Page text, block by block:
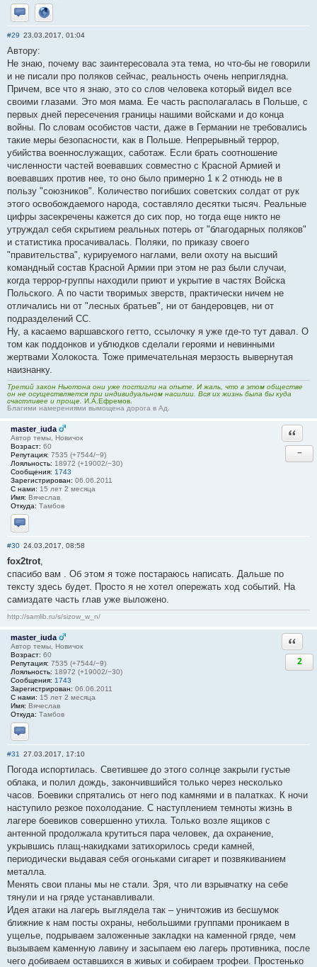
Отправить личное сообщение
Сайт
#29 23.03.2017, 01:04
Автору:
Не знаю, почему вас заинтересовала эта тема, но что-бы не говорили
и не писали про поляков сейчас, реальность очень неприглядна.
Причем, все что я знаю, это со слов человека который видел все
своими глазами. Это моя мама. Ее часть располагалась в Польше, с
первых дней пересечения границы нашими войсками и до конца
войны. По словам особистов части, даже в Германии не требовались
такие меры безопасности, как в Польше. Непрерывный террор,
убийства военнослужащих, саботаж. Если брать соотношение
численности частей воевавших совместно с Красной Армией и
воевавших против нее, то оно было примерно 1 к 2 отнюдь не в
пользу "союзников". Количество погибших советских солдат от рук
этого освобождаемого народа, составляло десятки тысяч. Реальные
цифры засекречены кажется до сих пор, но тогда еще никто не
утруждал себя скрытием реальных потерь от "благодарных поляков"
и статистика просачивалась. Поляки, по приказу своего
"правительства", курируемого наглами, вели охоту на высший
командный состав Красной Армии при этом не раз были случаи,
когда террор-группы находили приют и укрытие в частях Войска
Польского. А по части творимых зверств, практически ничем не
отличались ни от "лесных братьев", ни от бандеровцев, ни от
подразделений СС.
Ну, а касаемо варшавского гетто, ссылочку я уже где-то тут давал. О
том как поддонков и ублюдков сделали героями и невинными
жертвами Холокоста. Тоже примечательная мерзость вывернутая
наизнанку.
Третий закон Ньютона они уже постигли на опыте. И жаль, что в этом обществе
он не осуществляется при индивидуальном насилии. Вся их жизнь была бы куда
счастливее и проще. И.А.Ефремов.
Благими намерениями вымощена дорога в Ад.
master_iuda
Автор темы, Новичок
Возраст: 60
Репутация: 7535 (+7544/−9)
Лояльность: 18972 (+19002/−30)
Сообщения: 1743
Зарегистрирован: 06.06.2011
С нами: 15 лет 2 месяца
Имя: Вячеслав
Откуда: Тамбов
Отправить личное сообщение
−
#30 24.03.2017, 08:58
fox2trot
спасибо вам . Об этом я тоже постараюсь написать. Дальше по
тексту здесь будет. Просто я не хотел опережать ход событий. На
самиздате часть глав уже выложено.
http://samlib.ru/s/sizow_w_n/
master_iuda
Автор темы, Новичок
Возраст: 60
Репутация: 7535 (+7544/−9)
Лояльность: 18972 (+19002/−30)
Сообщения: 1743
Зарегистрирован: 06.06.2011
С нами: 15 лет 2 месяца
Имя: Вячеслав
Откуда: Тамбов
Отправить личное сообщение
2
#31 27.03.2017, 17:10
Погода испортилась. Светившее до этого солнце закрыли густые
облака, и полил дождь, закончившийся только через несколько
часов. Боевики спрятались от него под камнями и в палатках. К ночи
наступило резкое похолодание. С наступлением темноты жизнь в
лагере боевиков совершенно утихла. Только возле ящиков с
антенной продолжала крутиться пара человек, да охранение,
укрывшись плащ-накидками затихорилось среди камней,
периодически выдавая себя огоньками сигарет и позвякиванием
металла.
Менять свои планы мы не стали. Зря, что ли взрывчатку на себе
тянули и на гряде устанавливали.
Идея атаки на лагерь выглядела так – уничтожив из бесшумок
ближние к нам посты охраны, небольшими группами проникаем в
ущелье, подрываем заложенные закладки на каменной гряде, чем
вызываем каменную лавину и засыпаем ею лагерь противника, после
чего добиваем оставшихся в живых и собираем трофеи. Простенько